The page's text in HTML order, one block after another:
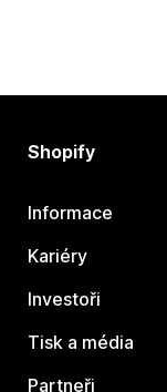
Shopify
Informace
Kariéry
Investoři
Tisk a média
Partneři